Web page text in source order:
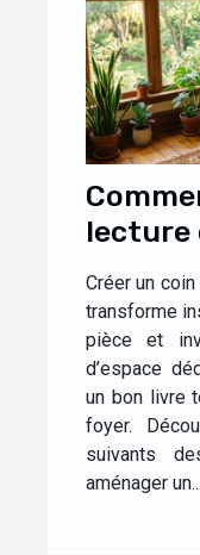
lecture
salon ?
Créer un
transforme
pièce et
d’espace
un bon livre
foyer.
suivants
aménager un...